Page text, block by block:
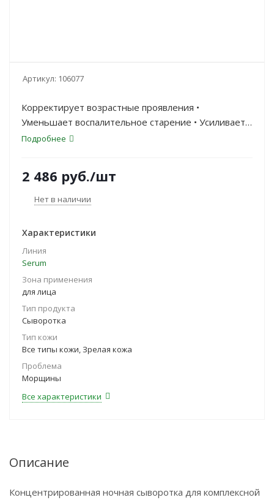
Артикул: 106077
Корректирует возрастные проявления •
Уменьшает воспалительное старение • Усиливает
процессы регенерации
Подробнее
2 486 руб./шт
Нет в наличии
Характеристики
Линия
Serum
Зона применения
для лица
Тип продукта
Сыворотка
Тип кожи
Все типы кожи, Зрелая кожа
Проблема
Морщины
Все характеристики
Описание
Концентрированная ночная сыворотка для комплексной